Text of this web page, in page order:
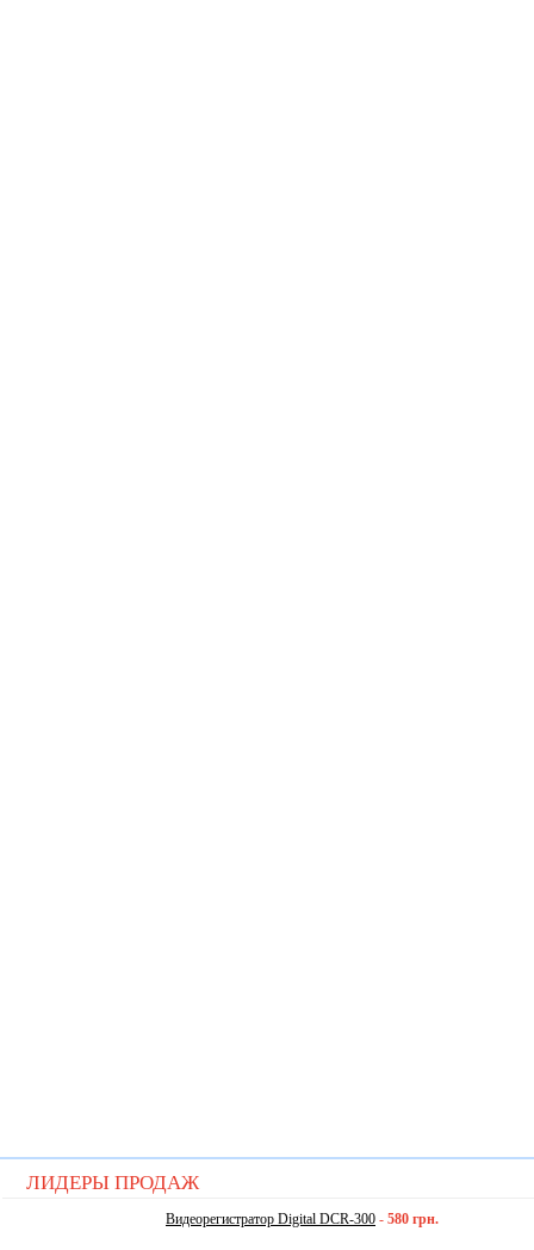
ЛИДЕРЫ ПРОДАЖ
Видеорегистратор Digital DCR-300 - 580 грн.